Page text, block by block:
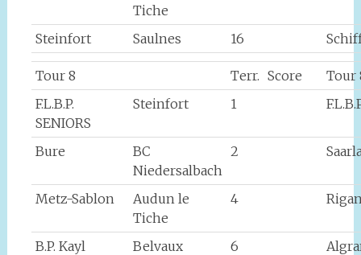
Tiche
Steinfort Saulnes 16
Tour 8 Terr. Score
Tour
F.L.B.P.
SENIORS
Steinfort 1
Bure
BC
Niedersalbach
2
Metz-Sablon
Audun le
Tiche
4
B.P. Kayl Belvaux 6